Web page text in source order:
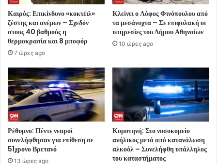
Καιρός: Επικίνδυνο «κοκτέιλ»
ζέστης και ανέμων – Σχεδόν
στους 40 βαθμούς η
θερμοκρασία και 8 μποφόρ
7 ώρες ago
Κλείνει ο Λόφος Φινόπουλου από
τα μεσάνυχτα – Σε επιφυλακή οι
υπηρεσίες του Δήμου Αθηναίων
10 ώρες ago
Ρέθυμνο: Πέντε νεαροί
συνελήφθησαν για επίθεση σε
51χρονο Βρετανό
13 ώρες ago
Κομοτηνή: Στο νοσοκομείο
ανήλικος μετά από κατανάλωση
αλκοόλ – Συνελήφθη υπάλληλος
του καταστήματος